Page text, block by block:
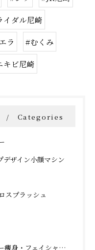
イダル尼崎
ラ #むくみ
キビ尼崎
Categories
デザイン小顔マシン
スプラッシュ
・フェイシャルマシン